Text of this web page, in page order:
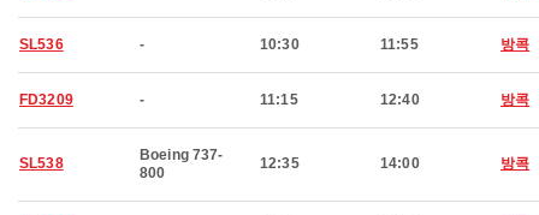
SL536 - 10:30 11:55 방콕
FD3209 - 11:15 12:40 방콕
SL538
Boeing 737-
800
12:35 14:00 방콕